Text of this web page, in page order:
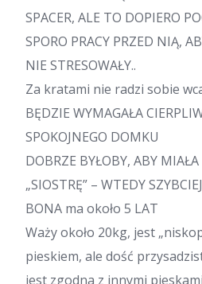
SPACER, ALE TO DOPIERO
SPORO PRACY PRZED NIĄ,
NIE STRESOWAŁY..
Za kratami nie radzi sobie
BĘDZIE WYMAGAŁA
SPOKOJNEGO DOMKU
DOBRZE BYŁOBY, ABY
„SIOSTRĘ” – WTEDY
BONA ma około 5 LAT
Waży około 20kg, jest
pieskiem, ale dość
jest zgodna z innymi pieskami